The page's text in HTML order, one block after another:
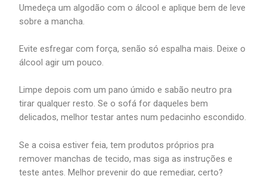
Umedeça um algodão com o álcool e aplique bem de leve
sobre a mancha.
Evite esfregar com força, senão só espalha mais. Deixe o
álcool agir um pouco.
Limpe depois com um pano úmido e sabão neutro pra
tirar qualquer resto. Se o sofá for daqueles bem
delicados, melhor testar antes num pedacinho escondido.
Se a coisa estiver feia, tem produtos próprios pra
remover manchas de tecido, mas siga as instruções e
teste antes. Melhor prevenir do que remediar, certo?